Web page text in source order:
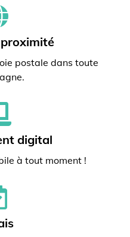
postale dans toute
digital
à tout moment !